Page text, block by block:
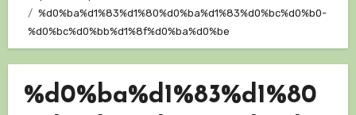
%d0%ba%d1%83%d1%80%d0%ba%d1%83%d0%bc%d0%b0-
%d0%bc%d0%bb%d1%8f%d0%ba%d0%be
%d0%ba%d1%83%d1%80